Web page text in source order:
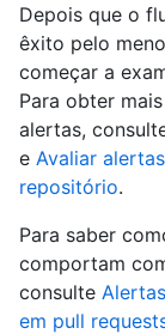
Depois que o
êxito pelo
começar a
Para obter
alertas,
e Avaliar
repositório.
Para saber
comportam
consulte
em pull